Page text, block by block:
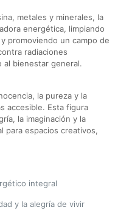
metales y minerales, la
energética, limpiando
promoviendo un campo de
radiaciones
al bienestar general.
la pureza y la
accesible. Esta figura
la imaginación y la
para espacios creativos,
integral
y la alegría de vivir